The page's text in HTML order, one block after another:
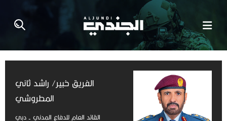
الفريق خبير/ راشد ثاني
المطروشي
القائد العام للدفاع المدني - دبي